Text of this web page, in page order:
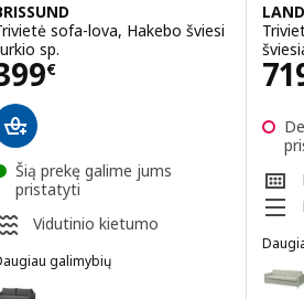
sofa-lova, Hakebo šviesi
sp.
€ 399€
Šią prekę galime jums
pristatyti
Vidutinio kietumo
galimybių
BRISSUND, Trivietė sofa-lova,